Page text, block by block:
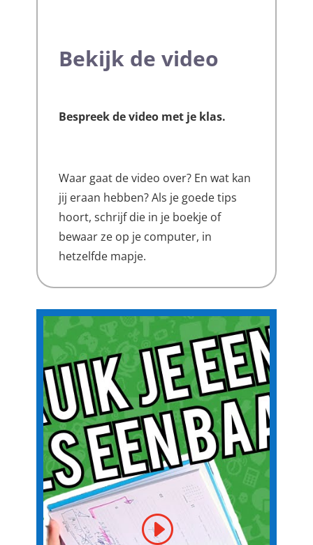
Bekijk de video
Bespreek de video met je klas.
Waar gaat de video over? En wat kan
jij eraan hebben? Als je goede tips
hoort, schrijf die in je boekje of
bewaar ze op je computer, in
hetzelfde mapje.